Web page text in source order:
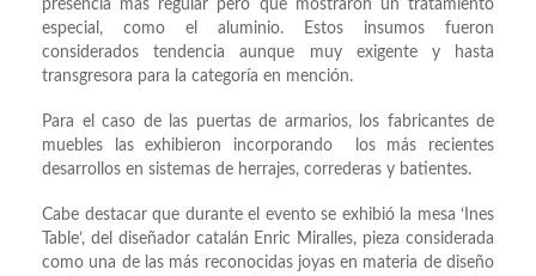
presencia más regular pero que mostraron un tratamiento
especial, como el aluminio. Estos insumos fueron
considerados tendencia aunque muy exigente y hasta
transgresora para la categoría en mención.
Para el caso de las puertas de armarios, los fabricantes de
muebles las exhibieron incorporando los más recientes
desarrollos en sistemas de herrajes, correderas y batientes.
Cabe destacar que durante el evento se exhibió la mesa ‘Ines
Table’, del diseñador catalán Enric Miralles, pieza considerada
como una de las más reconocidas joyas en materia de diseño